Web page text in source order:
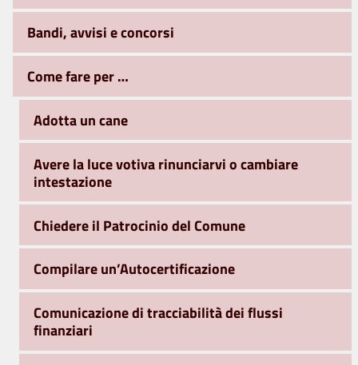
Bandi, avvisi e concorsi
Come fare per …
Adotta un cane
Avere la luce votiva rinunciarvi o cambiare
intestazione
Chiedere il Patrocinio del Comune
Compilare un’Autocertificazione
Comunicazione di tracciabilità dei flussi
finanziari